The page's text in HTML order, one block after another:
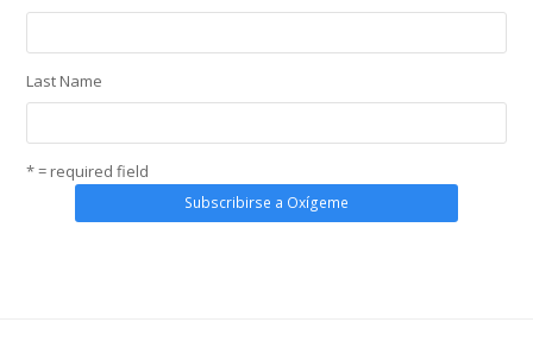
Last Name
* = required field